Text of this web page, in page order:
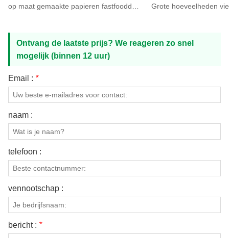
Ontvang de laatste prijs? We reageren zo snel
mogelijk (binnen 12 uur)
Email : *
naam :
telefoon :
vennootschap :
bericht : *